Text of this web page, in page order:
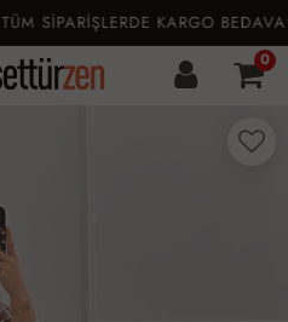
TÜM SİPARİŞLERDE KARGO
0